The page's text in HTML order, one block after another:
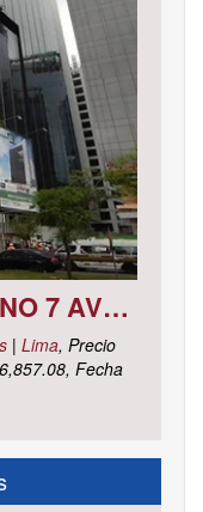
DEPÓSITO 64 - SÓTANO 7 AVENIDA CIRCUNVALACIÓN DEL CLUB GOLF LOS INCAS N° 152 URBANIZACIÓN LOTIZACIÓN CLUB GOLF LOS INCAS DISTRITO SANTIAGO DE SURCO, PROVINCIA Y DEPARTAMENTO DE LIMA
| Lima, Precio
Fecha